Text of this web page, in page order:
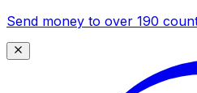
Send money to over 190